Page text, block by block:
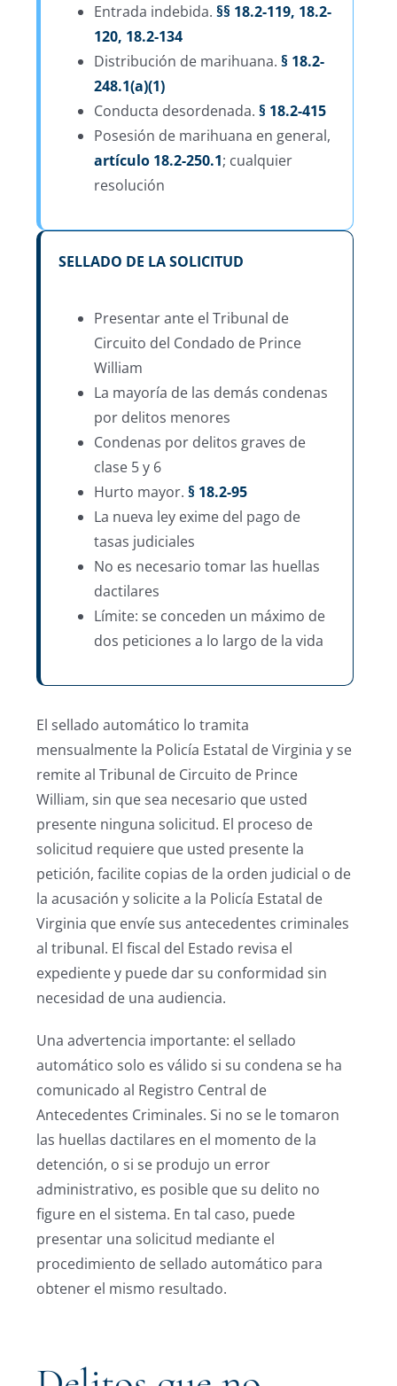
Entrada indebida. §§ 18.2-119, 18.2-
120, 18.2-134
Distribución de marihuana.§ 18.2-
248.1(a)(1)
Conducta desordenada.§ 18.2-415
Posesión de marihuana en general,
artículo 18.2-250.1; cualquier
resolución
SELLADO DE LA SOLICITUD
Presentar ante el Tribunal de
Circuito del Condado de Prince
William
La mayoría de las demás condenas
por delitos menores
Condenas por delitos graves de
clase 5 y 6
Hurto mayor. § 18.2-95
La nueva ley exime del pago de
tasas judiciales
No es necesario tomar las huellas
dactilares
Límite: se conceden un máximo de
dos peticiones a lo largo de la vida
El sellado automático lo tramita
mensualmente la Policía Estatal de Virginia y se
remite al Tribunal de Circuito de Prince
William, sin que sea necesario que usted
presente ninguna solicitud. El proceso de
solicitud requiere que usted presente la
petición, facilite copias de la orden judicial o de
la acusación y solicite a la Policía Estatal de
Virginia que envíe sus antecedentes criminales
al tribunal. El fiscal del Estado revisa el
expediente y puede dar su conformidad sin
necesidad de una audiencia.
Una advertencia importante: el sellado
automático solo es válido si su condena se ha
comunicado al Registro Central de
Antecedentes Criminales. Si no se le tomaron
las huellas dactilares en el momento de la
detención, o si se produjo un error
administrativo, es posible que su delito no
figure en el sistema. En tal caso, puede
presentar una solicitud mediante el
procedimiento de sellado automático para
obtener el mismo resultado.